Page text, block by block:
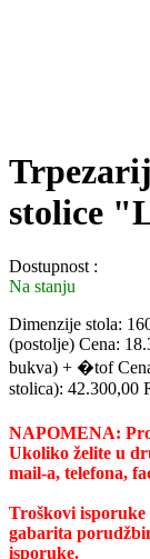
stolice
Dostupnost :
Na stanju
Dimenzije stola:
(postolje) Cena:
bukva) + �tof
stolica): 42.300,00
NAPOMENA:
Ukoliko želite u
mail-a, telefona,
Troškovi isporuke
gabarita
isporuke.